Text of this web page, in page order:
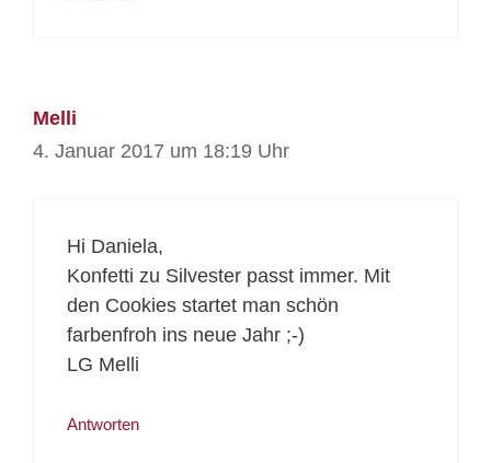
Melli
4. Januar 2017 um 18:19 Uhr
Hi Daniela,
Konfetti zu Silvester passt immer. Mit
den Cookies startet man schön
farbenfroh ins neue Jahr ;-)
LG Melli
Antworten